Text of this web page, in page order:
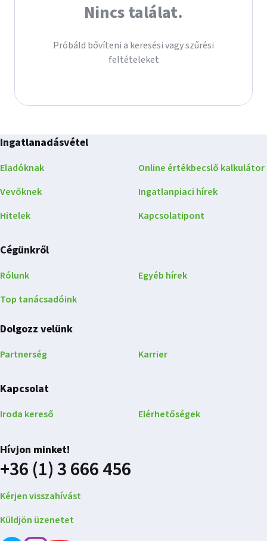
Nincs találat.
Próbáld bővíteni a keresési vagy szűrési
feltételeket
Ingatlanadásvétel
Eladóknak
Vevőknek
Hitelek
Online értékbecslő kalkulátor
Ingatlanpiaci hírek
Kapcsolatipont
Cégünkről
Rólunk
Top tanácsadóink
Egyéb hírek
Dolgozz velünk
Partnerség Karrier
Kapcsolat
Iroda kereső Elérhetőségek
Hívjon minket!
+36 (1) 3 666 456
Kérjen visszahívást
Küldjön üzenetet